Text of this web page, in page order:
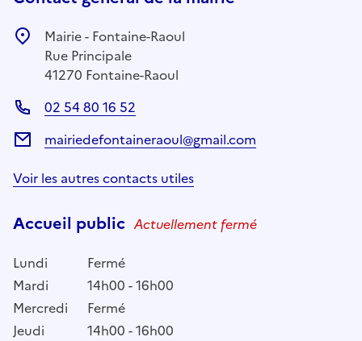
Mairie - Fontaine-Raoul
Rue Principale
41270 Fontaine-Raoul
02 54 80 16 52
mairiedefontaineraoul@gmail.com
Voir les autres contacts utiles
Accueil public Actuellement fermé
Lundi
Fermé
Mardi
14h00 - 16h00
Mercredi
Fermé
Jeudi
14h00 - 16h00